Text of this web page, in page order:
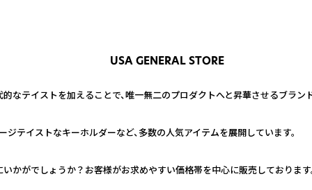
USA GENERAL STORE
なテイストを加えることで、唯一無二のプロダクトへと昇華させるブラン
テイストなキーホルダーなど、多数の人気アイテムを展開しています。
かがでしょうか？お客様がお求めやすい価格帯を中心に販売しております